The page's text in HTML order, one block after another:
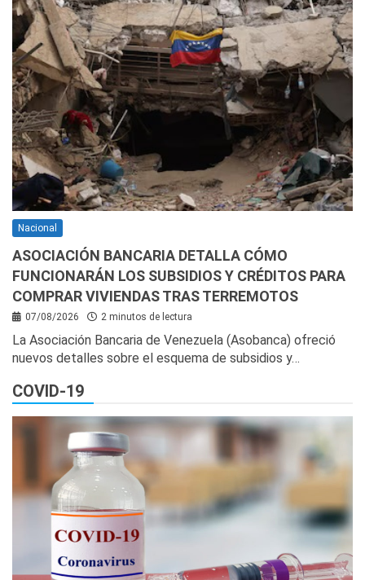
Nacional
ASOCIACIÓN BANCARIA DETALLA CÓMO
FUNCIONARÁN LOS SUBSIDIOS Y CRÉDITOS PARA
COMPRAR VIVIENDAS TRAS TERREMOTOS
07/08/2026 2 minutos de lectura
La Asociación Bancaria de Venezuela (Asobanca) ofreció
nuevos detalles sobre el esquema de subsidios y…
COVID-19